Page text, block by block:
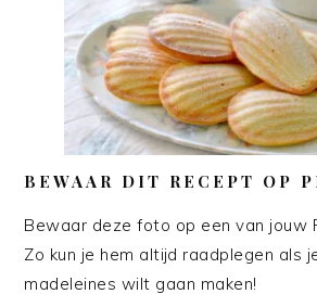
BEWAAR DIT RECEPT OP
Bewaar deze foto op een van jouw
Zo kun je hem altijd raadplegen als
madeleines wilt gaan maken!